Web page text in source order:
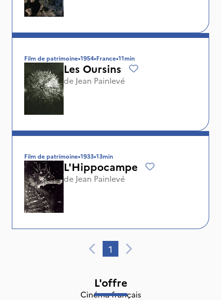
Film de patrimoine•1954•France•11min
Les Oursins
de Jean Painlevé
Film de patrimoine•1933•13min
L'Hippocampe
de Jean Painlevé
1
L'offre
Cinéma français